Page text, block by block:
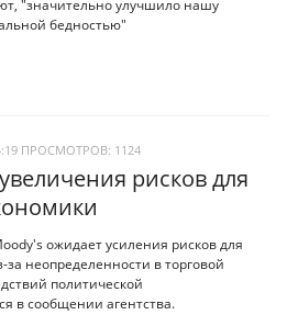
"значительно улучшило нашу
бедностью"
ПРОСМОТРОВ: 1124
рисков для
ожидает усиления рисков для
неопределенности в торговой
политической
в сообщении агентства.